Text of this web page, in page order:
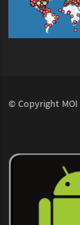
© Copyright MOI